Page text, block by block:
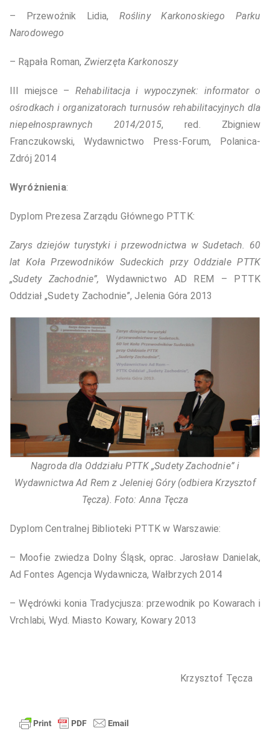
– Przewoźnik Lidia, Rośliny Karkonoskiego Parku
Narodowego
– Rąpała Roman, Zwierzęta Karkonoszy
III miejsce – Rehabilitacja i wypoczynek: informator o
ośrodkach i organizatorach turnusów rehabilitacyjnych dla
niepełnosprawnych 2014/2015, red. Zbigniew
Franczukowski, Wydawnictwo Press-Forum, Polanica-
Zdrój 2014
Wyróżnienia:
Dyplom Prezesa Zarządu Głównego PTTK:
Zarys dziejów turystyki i przewodnictwa w Sudetach. 60
lat Koła Przewodników Sudeckich przy Oddziale PTTK
„Sudety Zachodnie”, Wydawnictwo AD REM – PTTK
Oddział „Sudety Zachodnie”, Jelenia Góra 2013
Nagroda dla Oddziału PTTK „Sudety Zachodnie” i
Wydawnictwa Ad Rem z Jeleniej Góry (odbiera Krzysztof
Tęcza). Foto: Anna Tęcza
Dyplom Centralnej Biblioteki PTTK w Warszawie:
– Moofie zwiedza Dolny Śląsk, oprac. Jarosław Danielak,
Ad Fontes Agencja Wydawnicza, Wałbrzych 2014
– Wędrówki konia Tradycjusza: przewodnik po Kowarach i
Vrchlabi, Wyd. Miasto Kowary, Kowary 2013
Krzysztof Tęcza